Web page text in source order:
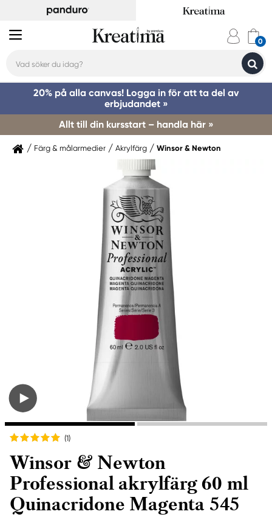
20% på alla canvas! Logga in för att ta del av
erbjudandet »
Allt till din kursstart – handla här »
Färg & målarmedier Akrylfärg Winsor & Newton
(1)
Winsor & Newton
Professional akrylfärg 60 ml
Quinacridone Magenta 545